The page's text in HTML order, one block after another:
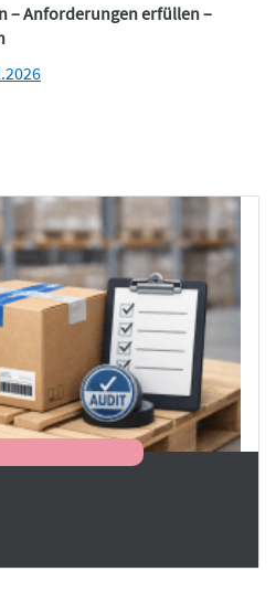
– Anforderungen erfüllen –